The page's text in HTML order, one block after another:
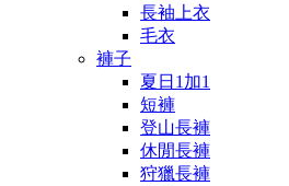
長袖上衣
毛衣
褲子
夏日1加1
短褲
登山長褲
休閒長褲
狩獵長褲